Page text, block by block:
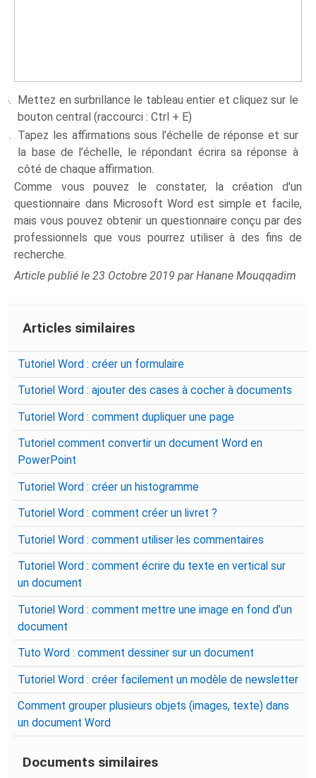
Mettez en surbrillance le tableau entier et cliquez sur le
bouton central (raccourci : Ctrl + E)
Tapez les affirmations sous l’échelle de réponse et sur
la base de l’échelle, le répondant écrira sa réponse à
côté de chaque affirmation.
Comme vous pouvez le constater, la création d'un
questionnaire dans Microsoft Word est simple et facile,
mais vous pouvez obtenir un questionnaire conçu par des
professionnels que vous pourrez utiliser à des fins de
recherche.
Article publié le 23 Octobre 2019 par Hanane Mouqqadim
Articles similaires
Tutoriel Word : créer un formulaire
Tutoriel Word : ajouter des cases à cocher à documents
Tutoriel Word : comment dupliquer une page
Tutoriel comment convertir un document Word en
PowerPoint
Tutoriel Word : créer un histogramme
Tutoriel Word : comment créer un livret ?
Tutoriel Word : comment utiliser les commentaires
Tutoriel Word : comment écrire du texte en vertical sur
un document
Tutoriel Word : comment mettre une image en fond d’un
document
Tuto Word : comment dessiner sur un document
Tutoriel Word : créer facilement un modèle de newsletter
Comment grouper plusieurs objets (images, texte) dans
un document Word
Documents similaires